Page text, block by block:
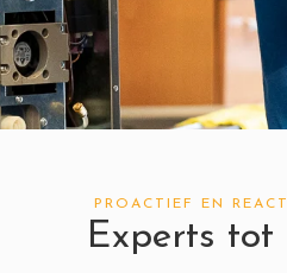
PROACTIEF EN
Experts tot